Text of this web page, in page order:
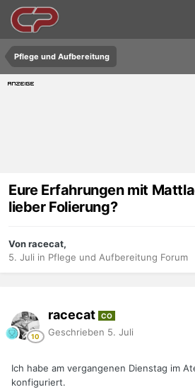
Pflege und Aufbereitung
Eure Erfahrungen mit
lieber Folierung?
Von racecat,
5. Juli in Pflege und Aufbereitung Forum
racecat CO
Geschrieben 5. Juli
Ich habe am vergangenen Dienstag im
konfiguriert.